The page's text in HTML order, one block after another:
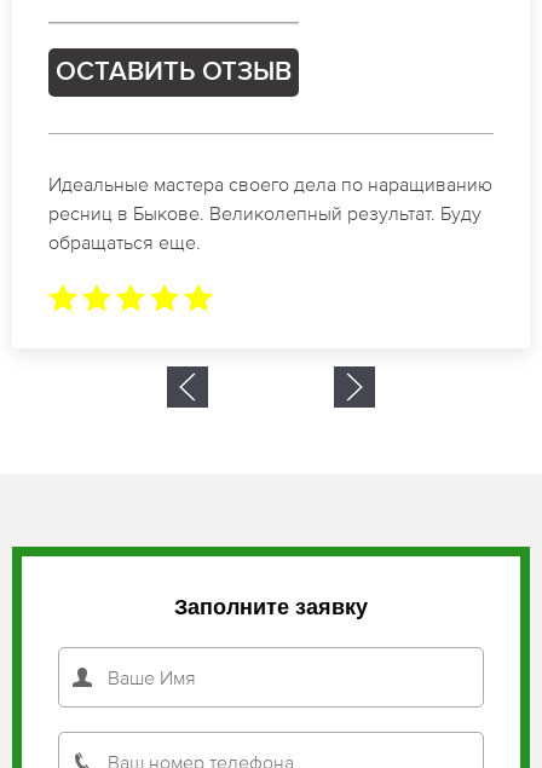
ОСТАВИТЬ ОТЗЫВ
Спасибо огромное. Заказывала наращивание
ресниц в Быкове для мероприятия. За 2 часа все
было готово.
Заполните заявку